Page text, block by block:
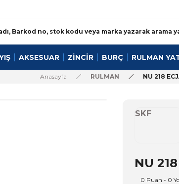
AKSESUAR ZİNCİR BURÇ RULMAN
Anasayfa RULMAN NU 218
SKF
NU
0 Puan - 0